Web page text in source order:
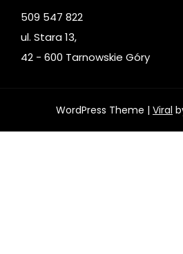
509 547 822
ul. Stara 13,
42 - 600 Tarnowskie Góry
WordPress Theme | Viral